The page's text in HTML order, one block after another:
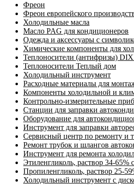
Фреон
Фреон европейского
Холодильные масла
Масло PAG для кондиционеров
Одежда и аксессуары с
Химические компоненты для
Теплоносители (антифризы)
Теплоносители Теплый дом
Холодильный инструмент
Расходные материалы для
Компоненты холодильной и
Контрольно-измерительные
Станции для заправки
Оборудование для
Инструмент для заправки
Сервисный центр по ремонту и
Ремонт трубок и шлангов
Инструмент для ремонта
Этиленгликоль, раствор 34-65%
Пропиленгликоль, раствор 25-
Холодильный инструмент с